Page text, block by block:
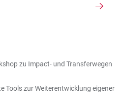
zu Impact- und Transferwegen
Tools zur Weiterentwicklung eigener